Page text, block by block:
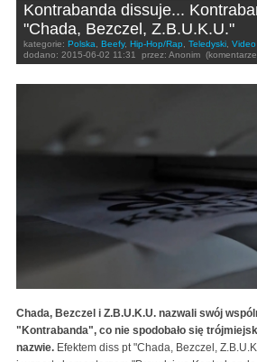
Kontrabanda dissuje...
"Chada, Bezczel, Z.B.U.K.U."
kategorie: Polska, Beefy, Hip-Hop/Rap, Teledyski, Video
dodano: 2015-06-02 11:31 przez: Anonim
Chada, Bezczel i Z.B.U.K.U. nazwali swój
"Kontrabanda", co nie spodobało się
nazwie. Efektem diss pt "Chada, Bezczel,